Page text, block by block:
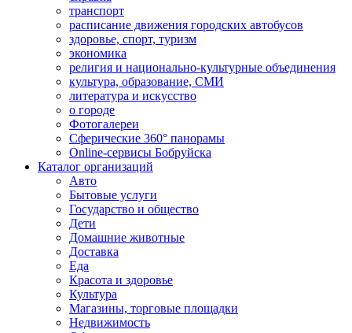
транспорт
расписание движения городских автобусов
здоровье, спорт, туризм
экономика
религия и национально-культурные объединения
культура, образование, СМИ
литература и искусство
о городе
Фотогалереи
Сферические 360° панорамы
Online-сервисы Бобруйска
Каталог организаций
Авто
Бытовые услуги
Государство и общество
Дети
Домашние животные
Доставка
Еда
Красота и здоровье
Культура
Магазины, торговые площадки
Недвижимость